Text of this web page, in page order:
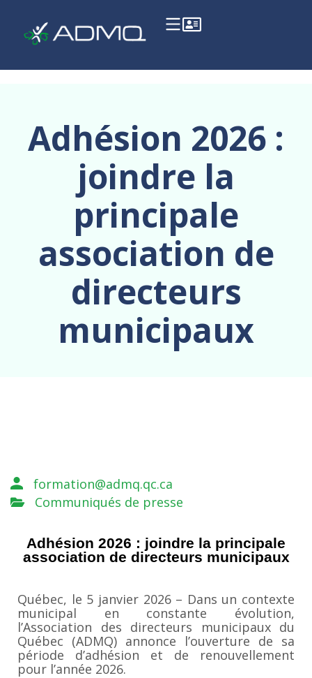
Adhésion 2026 :
joindre la
principale
association de
directeurs
municipaux
formation@admq.qc.ca
Communiqués de presse
Adhésion 2026 : joindre la principale
association de directeurs municipaux
Québec, le 5 janvier 2026 – Dans un contexte
municipal en constante évolution,
l’Association des directeurs municipaux du
Québec (ADMQ) annonce l’ouverture de sa
période d’adhésion et de renouvellement
pour l’année 2026.